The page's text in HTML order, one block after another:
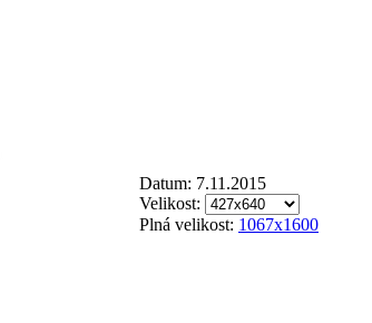
Datum: 7.11.2015
Velikost:
Plná velikost: 1067x1600